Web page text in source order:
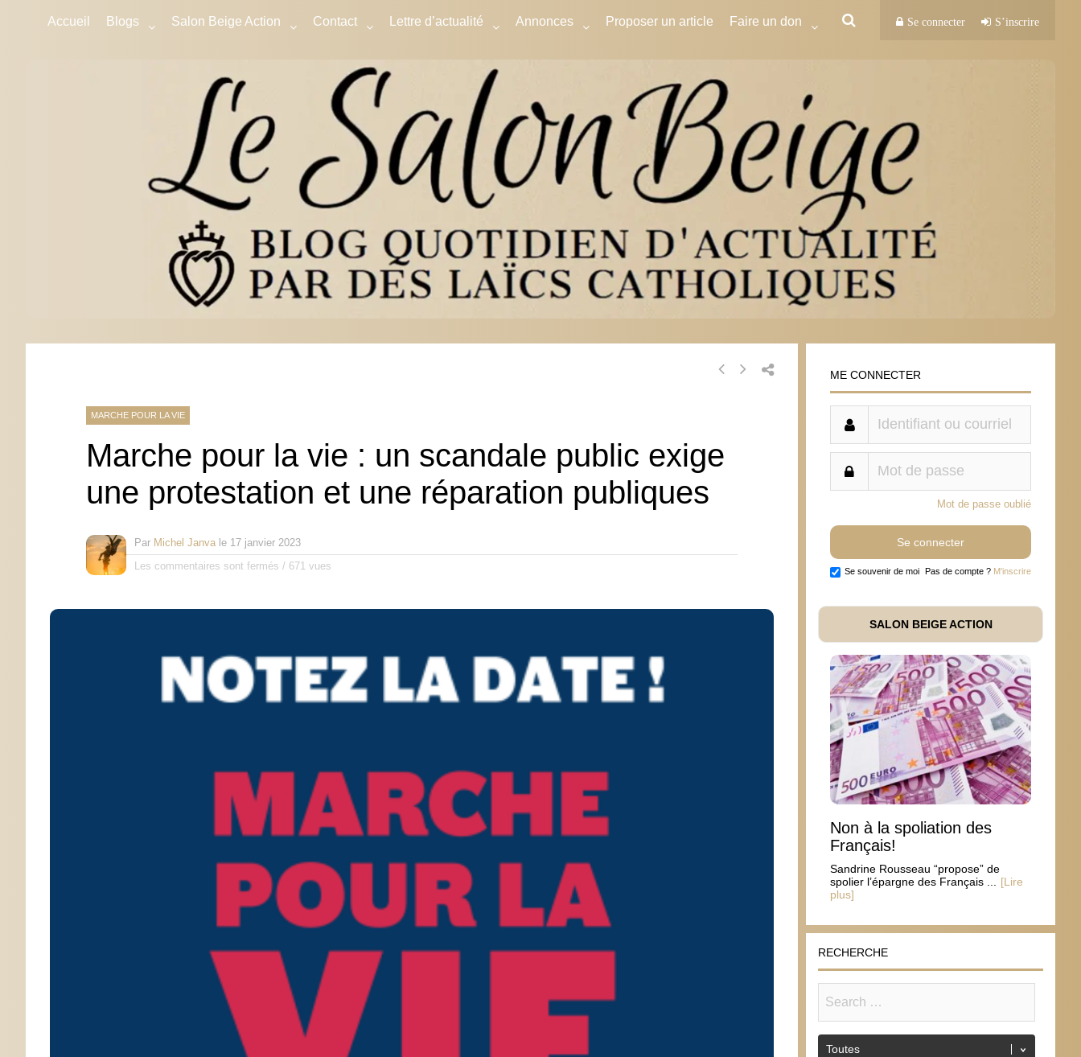
Accueil Blogs Salon Beige Action Contact Lettre d’actualité Annonces Proposer un article Faire un don Se connecter S’inscrire
MARCHE POUR LA VIE
Marche pour la vie : un scandale public exige
une protestation et une réparation publiques
Par Michel Janva le 17 janvier 2023
Les commentaires sont fermés / 671 vues
ME CONNECTER
Mot de passe oublié
Se souvenir de moi Pas de compte ? M'inscrire
SALON BEIGE ACTION
Non à la spoliation des
Français!
Sandrine Rousseau “propose” de
spolier l’épargne des Français ...
[Lire
plus]
RECHERCHE